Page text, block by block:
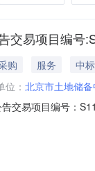
交易项目编号
购 服务
中
位： 北京市土地储
交易项目编号：
号楼5层629中标